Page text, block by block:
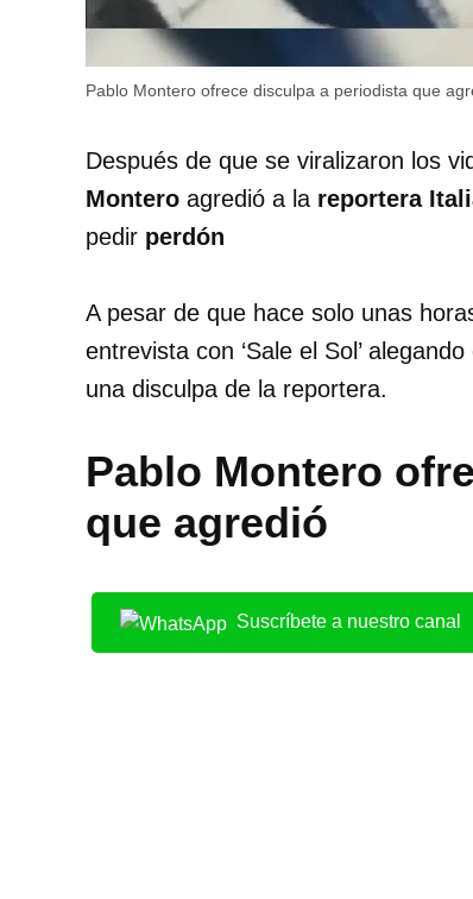
Pablo Montero ofrece disculpa a periodista que
Después de que se viralizaron los
Montero agredió a la reportera
pedir perdón
A pesar de que hace solo unas
entrevista con ‘Sale el Sol’
una disculpa de la reportera.
Pablo Montero
que agredió
Suscríbete a nuestro canal